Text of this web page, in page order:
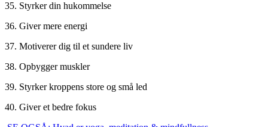
35. Styrker din hukommelse
36. Giver mere energi
37. Motiverer dig til et sundere liv
38. Opbygger muskler
39. Styrker kroppens store og små led
40. Giver et bedre fokus